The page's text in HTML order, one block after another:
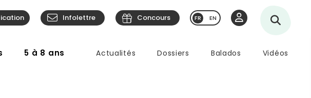
5 à 8 ans Actualités Dossiers Balados Vidéos
Infolettre Concours EN